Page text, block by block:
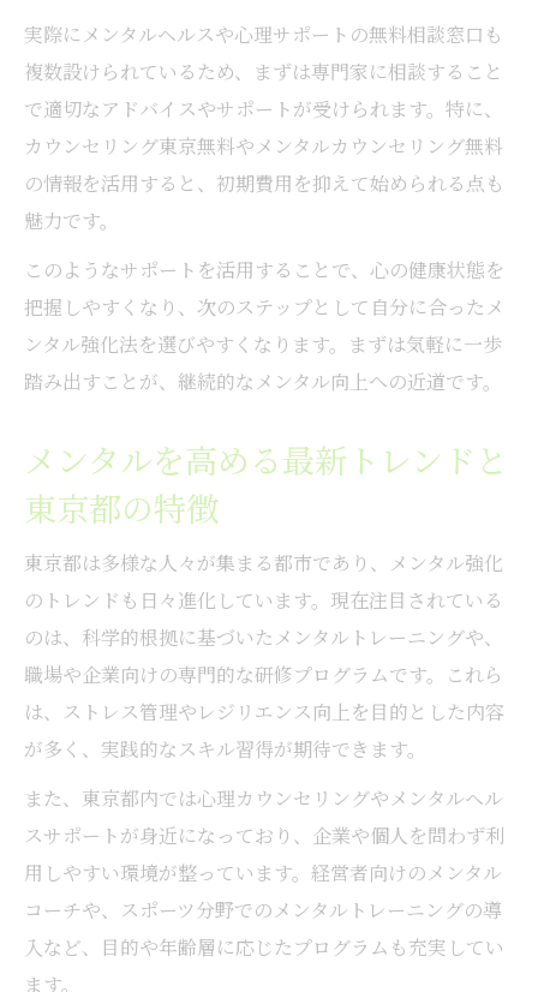
ーニング
自宅でもできるメンタル強化法のポイント
日常に活かせる東京都発のメンタル対策案
東京都発のメンタル対策が日常生活に与え
夫
法
忙しい毎日に最適なメンタル対策の選び方
メンタルに悩むなら相談先の選び方が鍵
メンタル相談先を選ぶ際の東京都での注意
点
東京都で信頼できるメンタルサポート探し
のコツ
メンタルの悩みを相談するための選択基準
視点
自分に合うメンタルサポートを東京都で見
極める
実際にメンタルヘルスや心理サポートの無料相談窓口も
複数設けられているため、まずは専門家に相談すること
で適切なアドバイスやサポートが受けられます。特に、
カウンセリング東京無料やメンタルカウンセリング無料
の情報を活用すると、初期費用を抑えて始められる点も
魅力です。
このようなサポートを活用することで、心の健康状態を
把握しやすくなり、次のステップとして自分に合ったメ
ンタル強化法を選びやすくなります。まずは気軽に一歩
踏み出すことが、継続的なメンタル向上への近道です。
メンタルを高める最新トレンドと
東京都の特徴
東京都は多様な人々が集まる都市であり、メンタル強化
のトレンドも日々進化しています。現在注目されている
のは、科学的根拠に基づいたメンタルトレーニングや、
職場や企業向けの専門的な研修プログラムです。これら
は、ストレス管理やレジリエンス向上を目的とした内容
が多く、実践的なスキル習得が期待できます。
また、東京都内では心理カウンセリングやメンタルヘル
スサポートが身近になっており、企業や個人を問わず利
用しやすい環境が整っています。経営者向けのメンタル
コーチや、スポーツ分野でのメンタルトレーニングの導
入など、目的や年齢層に応じたプログラムも充実してい
ます。